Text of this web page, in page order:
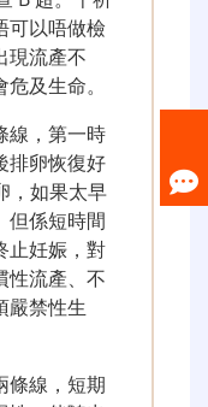
可以唔做檢
現流產不
及生命。
線，第一時
排卵恢復好
，如果太早
但係短時間
止妊娠，對
性流產、不
嚴禁性生
條線，短期